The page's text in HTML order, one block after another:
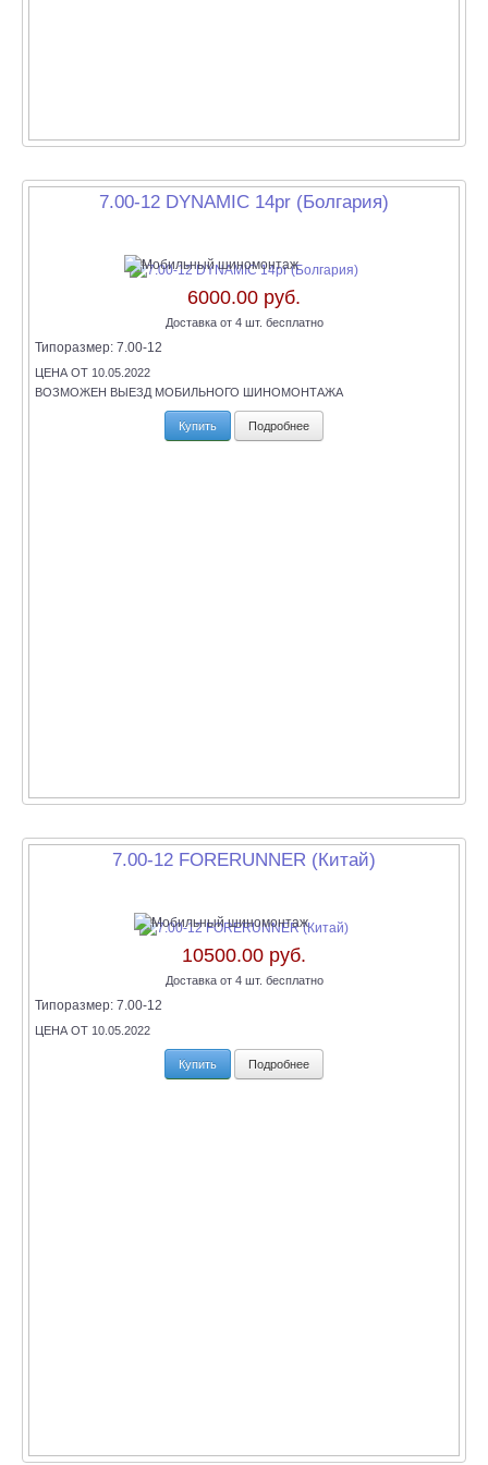
7.00-12 DYNAMIC 14pr (Болгария)
6000.00 руб.
Доставка от 4 шт. бесплатно
Типоразмер: 7.00-12
ЦЕНА ОТ 10.05.2022
ВОЗМОЖЕН ВЫЕЗД МОБИЛЬНОГО ШИНОМОНТАЖА
Купить Подробнее
7.00-12 FORERUNNER (Китай)
10500.00 руб.
Доставка от 4 шт. бесплатно
Типоразмер: 7.00-12
ЦЕНА ОТ 10.05.2022
Купить Подробнее